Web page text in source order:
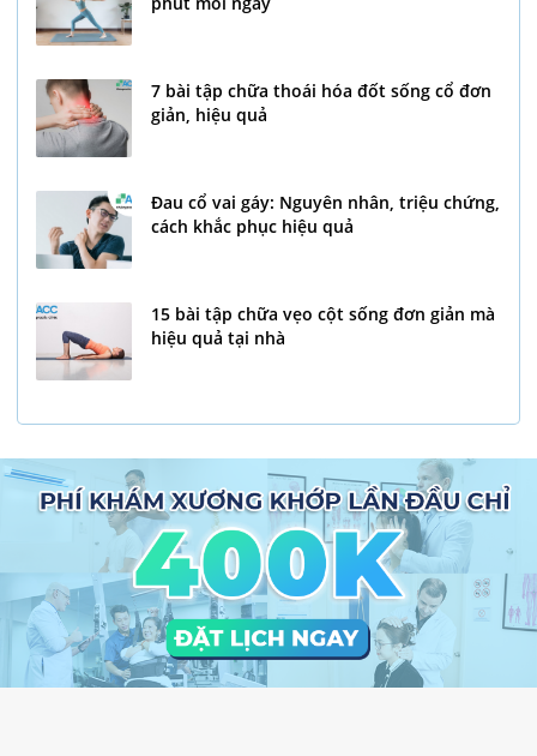
7 bài tập chữa thoái hóa đốt sống cổ đơn
giản, hiệu quả
Đau cổ vai gáy: Nguyên nhân, triệu chứng,
cách khắc phục hiệu quả
15 bài tập chữa vẹo cột sống đơn giản mà
hiệu quả tại nhà